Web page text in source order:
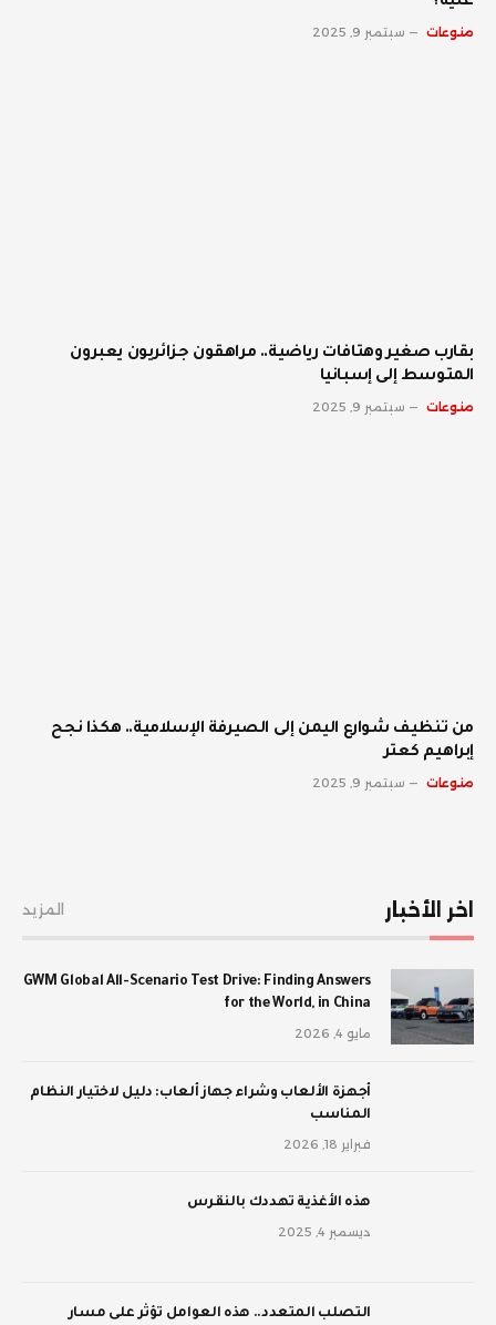
منوعات سبتمبر 9, 2025
بقارب صغير وهتافات رياضية.. مراهقون جزائريون يعبرون
المتوسط إلى إسبانيا
منوعات سبتمبر 9, 2025
من تنظيف شوارع اليمن إلى الصيرفة الإسلامية.. هكذا نجح
إبراهيم كعتر
منوعات سبتمبر 9, 2025
اخر الأخبار المزيد
GWM Global All-Scenario Test Drive: Finding Answers
for the World, in China
مايو 4, 2026
أجهزة الألعاب وشراء جهاز ألعاب: دليل لاختيار النظام
المناسب
فبراير 18, 2026
‫هذه الأغذية تهددك بالنقرس
ديسمبر 4, 2025
‫التصلب المتعدد.. هذه العوامل تؤثر على مسار